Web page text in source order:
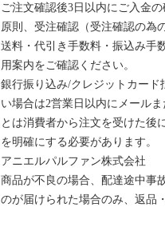
ご注文確認後3日以内にご入金
原則、受注確認（受注確認の為
送料・代引き手数料・振込み手
用案内をご確認ください。
銀行振り込み/クレジットカー
い場合は2営業日以内にメール
とは消費者から注文を受けた後
を明確にする必要があります。
アニエルパルファン株式会社
商品が不良の場合、配達途中事
のが届けられた場合のみ、返品